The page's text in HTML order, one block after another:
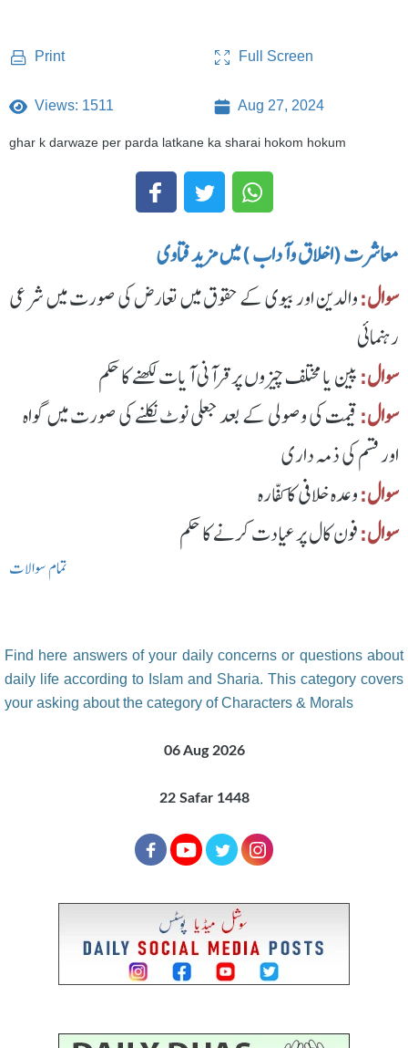
Print Full Screen
Views: 1511 Aug 27, 2024
ghar k darwaze per parda latkane ka sharai hokom hokum
معاشرت (اخلاق وآداب ) میں مزید فتاوی
سوال:والدین اور بیوی کے حقوق میں تعارض کی صورت میں شرعی
رہنمائی
سوال:پین یا مختلف چیزوں پر قرآنی آیات لکھنے کا حکم
سوال:قیمت کی وصولی کے بعد جعلی نوٹ نکلنے کی صورت میں گواہ
اور قسم کی ذمہ داری
سوال:وعدہ خلافی کا کفّارہ
سوال:فون کال پر عیادت کرنے کا حکم
تمام سوالات
Find here answers of your daily concerns or questions about
daily life according to Islam and Sharia. This category covers
your asking about the category of Characters & Morals
06 Aug 2026
22 Safar 1448